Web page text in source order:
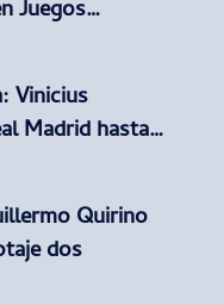
Juegos…
Vinicius
Madrid hasta…
Quirino
dos